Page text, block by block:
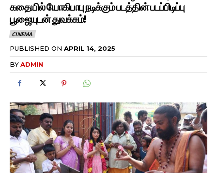
கதையில் யோகிபாபு நடிக்கும் படத்தின் படப்பிடிப்பு
பூஜையுடன் துவக்கம்!
CINEMA
PUBLISHED ON APRIL 14, 2025
BYADMIN